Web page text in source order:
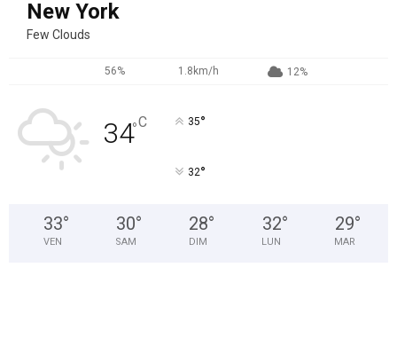
New York
Few Clouds
56% 1.8km/h 12%
34°C 35°
32°
33°
VEN
30°
SAM
28°
DIM
32°
LUN
29°
MAR